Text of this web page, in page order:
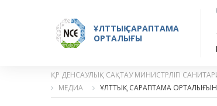
ҰЛТТЫҚ САРАПТАМА
ОРТАЛЫҒЫ
ҚР ДЕНСАУЛЫҚ САҚТАУ МИНИСТРЛІГІ
МЕДИА
ҰЛТТЫҚ САРАПТАМА